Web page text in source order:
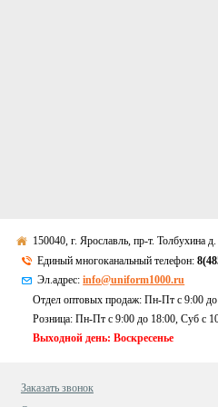
150040, г. Ярославль, пр-т. Толбухина
Единый многоканальный телефон:
Эл.адрес:info@uniform1000.ru
Отдел оптовых продаж: Пн-Пт с 9:00
Розница: Пн-Пт с 9:00 до 18:00, Суб c
Выходной день: Воскресенье
Заказать звонок